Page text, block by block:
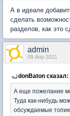
А в идеале
сделать
разделов, как это
admin
09 Апр 2021
donBaton сказал:
А еще пожелание
Туда как-нибудь
обсуждаемые